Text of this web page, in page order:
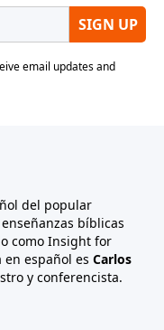
del popular
bíblicas
como Insight for
en español es Carlos
y conferencista.